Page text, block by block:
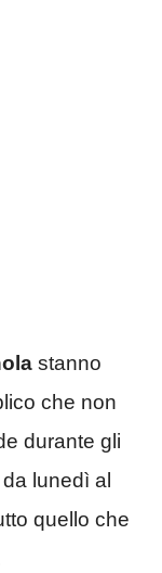
stanno
che non
durante gli
lunedì al
quello che